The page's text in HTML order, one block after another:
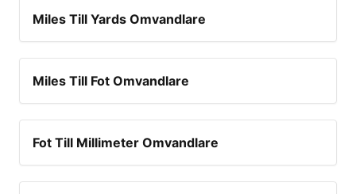
Miles Till Yards Omvandlare
Miles Till Fot Omvandlare
Fot Till Millimeter Omvandlare